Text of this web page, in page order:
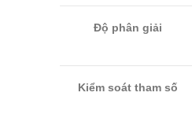
Độ phân giải
Kiểm soát tham số